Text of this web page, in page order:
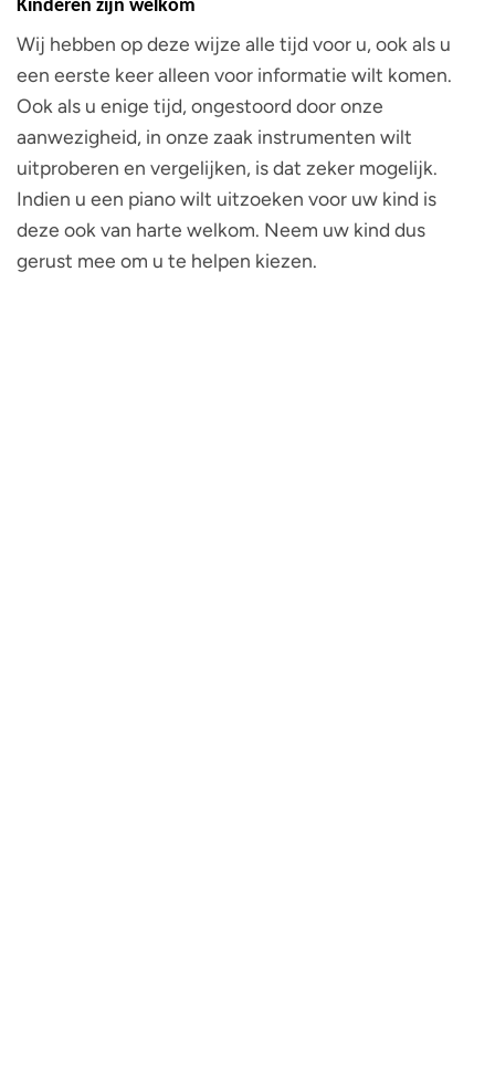
Wij hebben op deze wijze alle tijd voor u, ook als u
een eerste keer alleen voor informatie wilt komen.
Ook als u enige tijd, ongestoord door onze
aanwezigheid, in onze zaak instrumenten wilt
uitproberen en vergelijken, is dat zeker mogelijk.
Indien u een piano wilt uitzoeken voor uw kind is
deze ook van harte welkom. Neem uw kind dus
gerust mee om u te helpen kiezen.